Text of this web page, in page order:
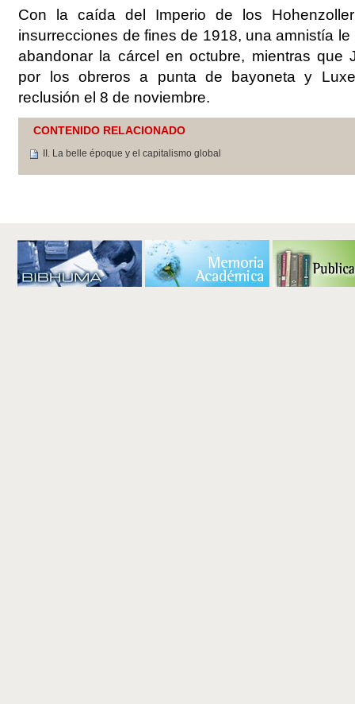
Con la caída del Imperio de los
insurrecciones de fines de 1918, una amnistía
abandonar la cárcel en octubre, mientras que
por los obreros a punta de bayoneta y
reclusión el 8 de noviembre.
CONTENIDO RELACIONADO
II. La belle époque y el capitalismo global